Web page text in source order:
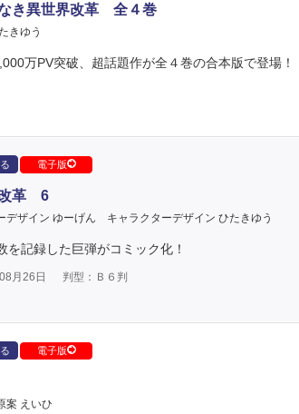
なき異世界改革 全４巻
きゆう
万PV突破、超話題作が全４巻の合本版で登場！
電子版
改革 6
デザイン ゆーげん キャラクターデザイン ひたきゆう
を記録した巨弾がコミック化！
月26日 判型：Ｂ６判
電子版
案 えいひ